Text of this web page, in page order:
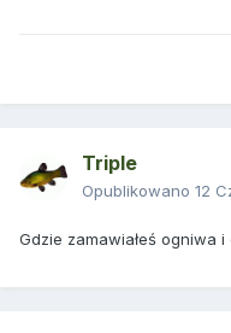
Triple
Opublikowano 12
Gdzie zamawiałeś ogniwa i